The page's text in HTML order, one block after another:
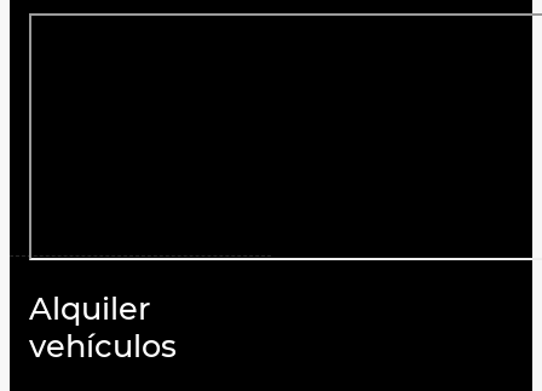
Alquiler
vehículos